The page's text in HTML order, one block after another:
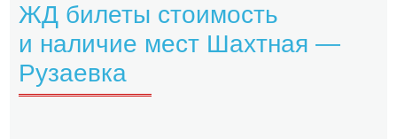
ЖД билеты стоимость
и наличие мест Шахтная —
Рузаевка